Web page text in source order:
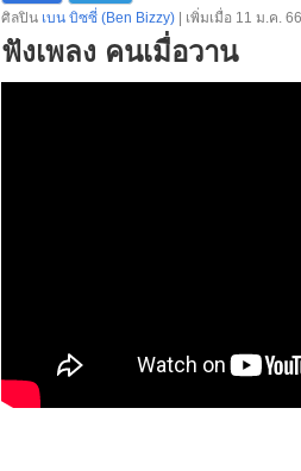
ศิลปิน เบน บิซซี่ (Ben Bizzy) | เพิ่มเมื่อ 11 ม.ค. 66
ฟังเพลง คนเมื่อวาน